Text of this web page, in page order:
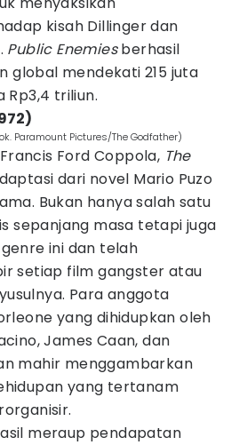
kisah Dillinger dan
Public Enemiesberhasil
global mendekati 215 juta
Rp3,4 triliun.
Paramount Pictures/The Godfather)
Ford Coppola, The
dari novel Mario Puzo
Bukan hanya salah satu
sepanjang masa tetapi juga
ini dan telah
setiap film gangster atau
Para anggota
yang dihidupkan oleh
James Caan, dan
mahir menggambarkan
yang tertanam
meraup pendapatan